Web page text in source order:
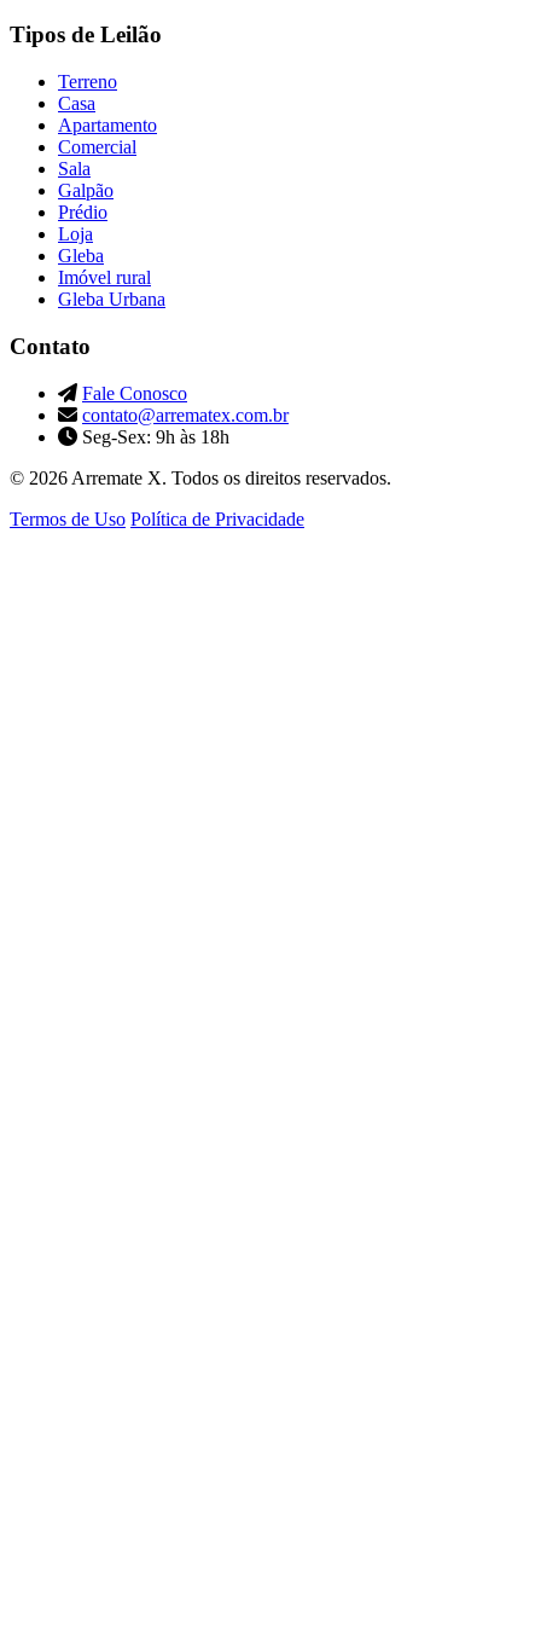
Tipos de Leilão
Terreno
Casa
Apartamento
Comercial
Sala
Galpão
Prédio
Loja
Gleba
Imóvel rural
Gleba Urbana
Contato
Fale Conosco
contato@arrematex.com.br
Seg-Sex: 9h às 18h
© 2026 Arremate X. Todos os direitos reservados.
Termos de Uso Política de Privacidade